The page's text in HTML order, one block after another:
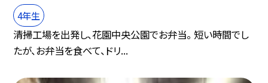
4年生
清掃工場を出発し、花園中央公園でお弁当。 短い時間でし
たが、お弁当を食べて、ドリ...